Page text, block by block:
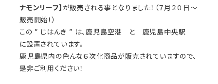
ナモンリーフ】 が販売される事となりました！（７月２０日～
販売開始！）
この ” じはんき ” は、鹿児島空港 と 鹿児島中央駅
に設置されています。
鹿児島県内の色んな６次化商品が販売されていますので、
是非ご利用ください！